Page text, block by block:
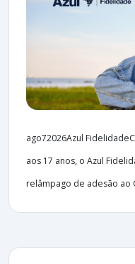
ago72026Azul
aos 17 anos, o Azul
relâmpago de adesão ao